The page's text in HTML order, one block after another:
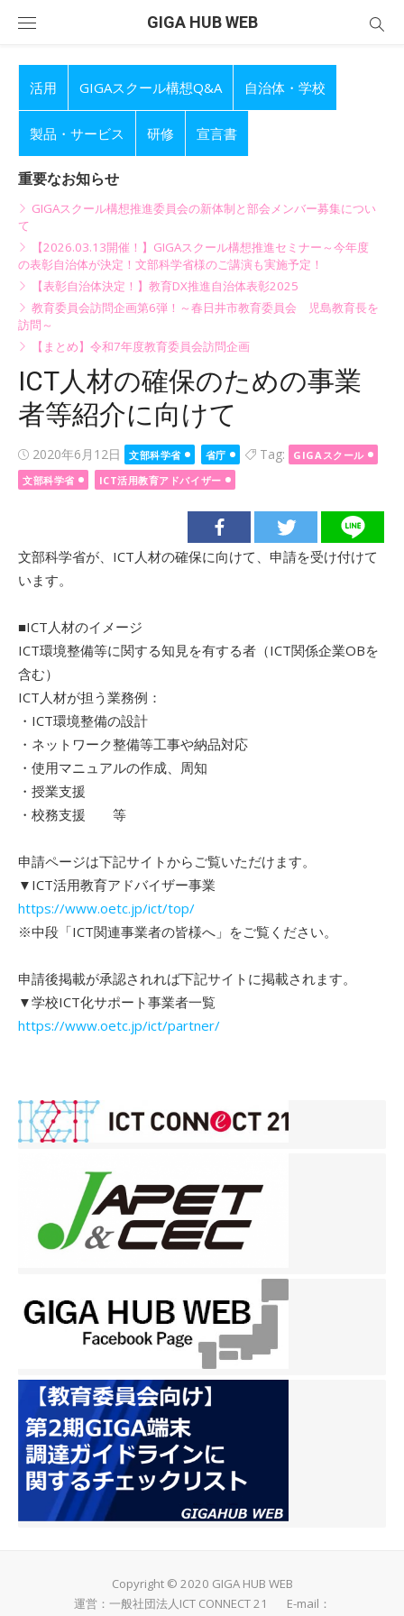
GIGA HUB WEB
活用 GIGAスクール構想Q&A 自治体・学校
製品・サービス 研修 宣言書
重要なお知らせ
GIGAスクール構想推進委員会の新体制と部会メンバー募集につい
て
【2026.03.13開催！】GIGAスクール構想推進セミナー～今年度
の表彰自治体が決定！文部科学省様のご講演も実施予定！
【表彰自治体決定！】教育DX推進自治体表彰2025
教育委員会訪問企画第6弾！～春日井市教育委員会 児島教育長を
訪問～
【まとめ】令和7年度教育委員会訪問企画
ICT人材の確保のための事業
者等紹介に向けて
Posted
on
2020年6月12日 文部科学省 省庁 Tag:
GIGAスクール
文部科学省
ICT活用教育アドバイザー
文部科学省が、ICT人材の確保に向けて、申請を受け付けて
います。
■ICT人材のイメージ
ICT環境整備等に関する知見を有する者（ICT関係企業OBを
含む）
ICT人材が担う業務例：
・ICT環境整備の設計
・ネットワーク整備等工事や納品対応
・使用マニュアルの作成、周知
・授業支援
・校務支援 等
申請ページは下記サイトからご覧いただけます。
▼ICT活用教育アドバイザー事業
https://www.oetc.jp/ict/top/
※中段「ICT関連事業者の皆様へ」をご覧ください。
申請後掲載が承認されれば下記サイトに掲載されます。
▼学校ICT化サポート事業者一覧
https://www.oetc.jp/ict/partner/
Copyright © 2020 GIGA HUB WEB
運営：一般社団法人ICT CONNECT 21 E-mail：